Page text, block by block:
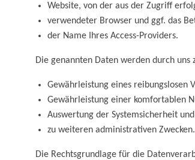
Website, von der aus der Zugriff
verwendeter Browser und ggf. das
der Name Ihres Access-Providers.
Die genannten Daten werden durch
Gewährleistung eines reibungslosen
Gewährleistung einer komfortablen
Auswertung der Systemsicherheit
zu weiteren administrativen Zwecken.
Die Rechtsgrundlage für die